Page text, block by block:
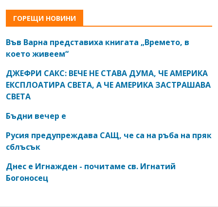
ГОРЕЩИ НОВИНИ
Във Варна представиха книгата „Времето, в
което живеем“
ДЖЕФРИ САКС: ВЕЧЕ НЕ СТАВА ДУМА, ЧЕ АМЕРИКА
ЕКСПЛОАТИРА СВЕТА, А ЧЕ АМЕРИКА ЗАСТРАШАВА
СВЕТА
Бъдни вечер е
Русия предупреждава САЩ, че са на ръба на пряк
сблъсък
Днес е Игнажден - почитаме св. Игнатий
Богоносец